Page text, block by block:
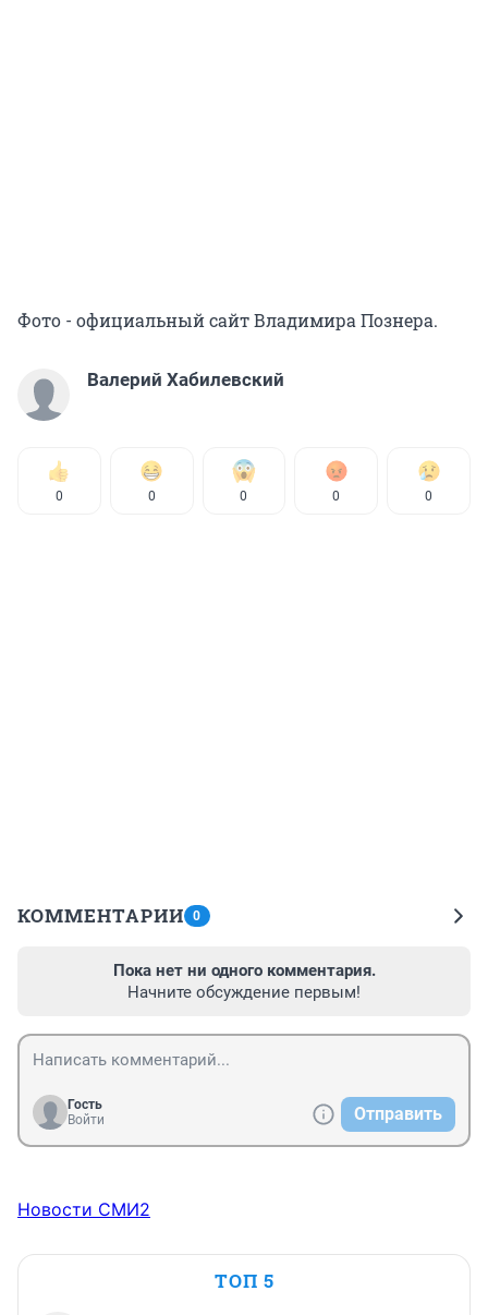
Фото - официальный сайт Владимира Познера.
Валерий Хабилевский
0 0 0 0 0
КОММЕНТАРИИ 0
Пока нет ни одного комментария.
Начните обсуждение первым!
Гость
Войти
Отправить
Новости СМИ2
ТОП 5